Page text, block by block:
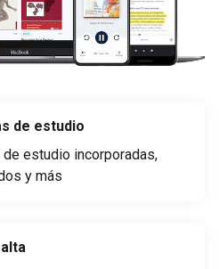
de estudio
de estudio incorporadas,
y más